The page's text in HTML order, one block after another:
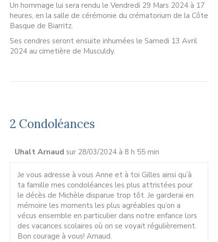
Un hommage lui sera rendu le Vendredi 29 Mars 2024 à 17
heures, en la salle de cérémonie du crématorium de la Côte
Basque de Biarritz.
Ses cendres seront ensuite inhumées le Samedi 13 Avril
2024 au cimetière de Musculdy.
2 Condoléances
Uhalt Arnaud sur 28/03/2024 à 8 h 55 min
Je vous adresse à vous Anne et à toi Gilles ainsi qu’à
ta famille mes condoléances les plus attristées pour
le décès de Michèle disparue trop tôt. Je garderai en
mémoire les moments les plus agréables qu’on a
vécus ensemble en particulier dans notre enfance lors
des vacances scolaires où on se voyait régulièrement.
Bon courage à vous! Arnaud.